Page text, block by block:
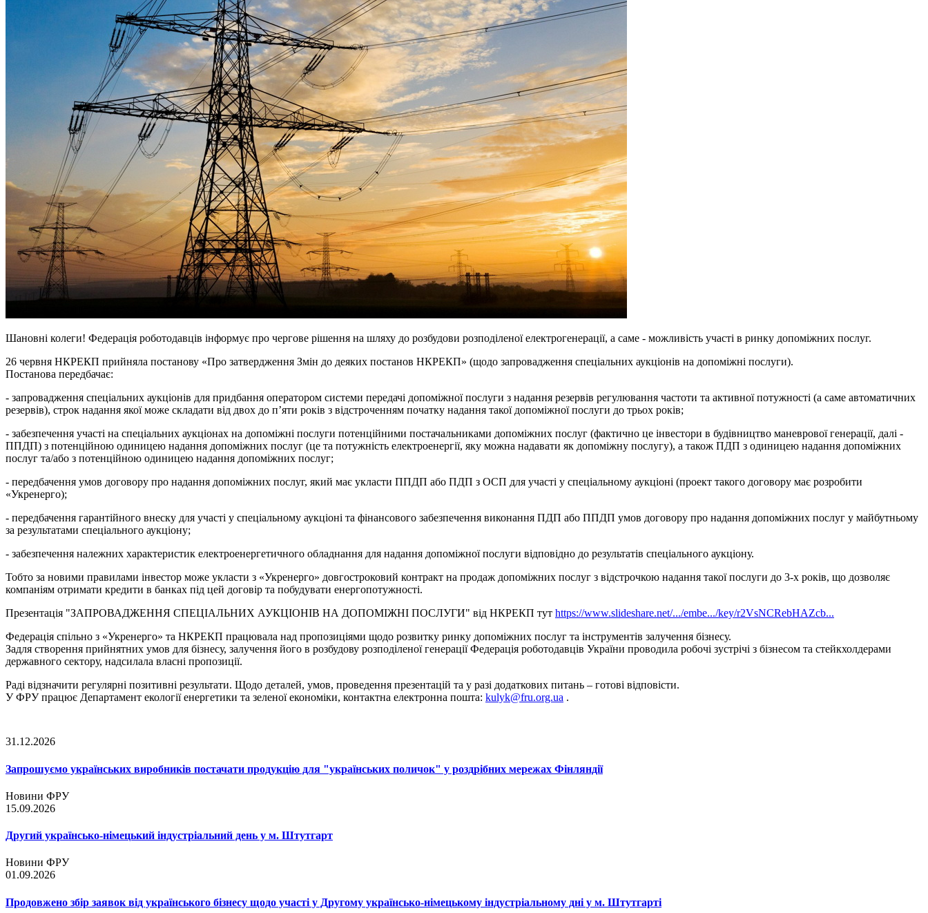
Шановні колеги! Федерація роботодавців інформує про чергове рішення на шляху до розбудови розподіленої електрогенерації, а саме - можливість участі в ринку допоміжних послуг.
26 червня НКРЕКП прийняла постанову «Про затвердження Змін до деяких постанов НКРЕКП» (щодо запровадження спеціальних аукціонів на допоміжні послуги).
Постанова передбачає:
- запровадження спеціальних аукціонів для придбання оператором системи передачі допоміжної послуги з надання резервів регулювання частоти та активної потужності (а саме автоматичних
резервів), строк надання якої може складати від двох до п’яти років з відстроченням початку надання такої допоміжної послуги до трьох років;
- забезпечення участі на спеціальних аукціонах на допоміжні послуги потенційними постачальниками допоміжних послуг (фактично це інвестори в будівництво маневрової генерації, далі -
ППДП) з потенційною одиницею надання допоміжних послуг (це та потужність електроенергії, яку можна надавати як допоміжну послугу), а також ПДП з одиницею надання допоміжних
послуг та/або з потенційною одиницею надання допоміжних послуг;
- передбачення умов договору про надання допоміжних послуг, який має укласти ППДП або ПДП з ОСП для участі у спеціальному аукціоні (проект такого договору має розробити
«Укренерго);
- передбачення гарантійного внеску для участі у спеціальному аукціоні та фінансового забезпечення виконання ПДП або ППДП умов договору про надання допоміжних послуг у майбутньому
за результатами спеціального аукціону;
- забезпечення належних характеристик електроенергетичного обладнання для надання допоміжної послуги відповідно до результатів спеціального аукціону.
Тобто за новими правилами інвестор може укласти з «Укренерго» довгостроковий контракт на продаж допоміжних послуг з відстрочкою надання такої послуги до 3-х років, що дозволяє
компаніям отримати кредити в банках під цей договір та побудувати енергопотужності.
Презентація "ЗАПРОВАДЖЕННЯ СПЕЦІАЛЬНИХ АУКЦІОНІВ НА ДОПОМІЖНІ ПОСЛУГИ" від НКРЕКП тут https://www.slideshare.net/.../embe.../key/r2VsNCRebHAZcb...
Федерація спільно з «Укренерго» та НКРЕКП працювала над пропозиціями щодо розвитку ринку допоміжних послуг та інструментів залучення бізнесу.
Задля створення прийнятних умов для бізнесу, залучення його в розбудову розподіленої генерації Федерація роботодавців України проводила робочі зустрічі з бізнесом та стейкхолдерами
державного сектору, надсилала власні пропозиції.
Раді відзначити регулярні позитивні результати. Щодо деталей, умов, проведення презентацій та у разі додаткових питань – готові відповісти.
У ФРУ працює Департамент екології енергетики та зеленої економіки, контактна електронна пошта: kulyk@fru.org.ua .
31.12.2026
Запрошуємо українських виробників постачати продукцію для "українських поличок" у роздрібних мережах Фінляндії
Новини ФРУ
15.09.2026
Другий українсько-німецький індустріальний день у м. Штутгарт
Новини ФРУ
01.09.2026
Продовжено збір заявок від українського бізнесу щодо участі у Другому українсько-німецькому індустріальному дні у м. Штутгарті